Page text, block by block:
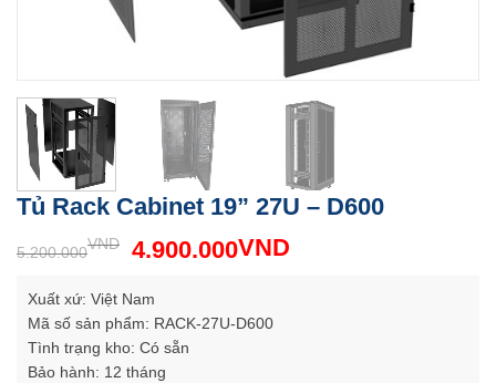
Tủ Rack Cabinet 19” 27U – D600
5.200.000VND 4.900.000VND
Xuất xứ: Việt Nam
Mã số sản phẩm: RACK-27U-D600
Tình trạng kho: Có sẵn
Bảo hành: 12 tháng